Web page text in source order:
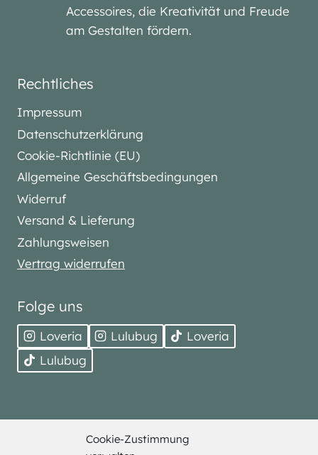
Cookie-Zustimmung
Accessoires, die Kreativität und Freude
am Gestalten fördern.
Rechtliches
Impressum
Datenschutzerklärung
Cookie-Richtlinie (EU)
Allgemeine Geschäftsbedingungen
Widerruf
Versand & Lieferung
Zahlungsweisen
Vertrag widerrufen
Folge uns
Loveria Lulubug
Loveria
Lulubug
© 2026 Bell Trade. Alle Rechte vorbehalten.